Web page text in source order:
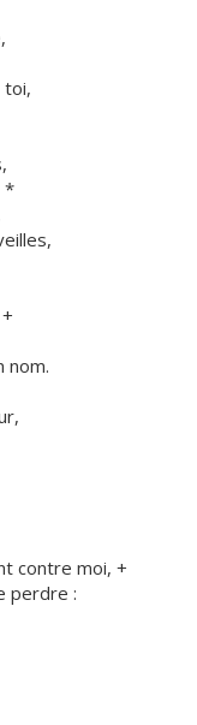
toi,
*
nom.
contre moi, +
perdre :